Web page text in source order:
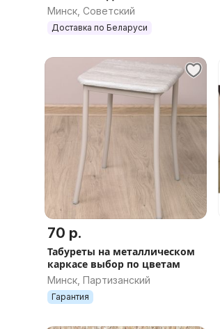
Минск, Советский
Доставка по Беларуси
70 р.
Табуреты на металлическом
каркасе выбор по цветам
Минск, Партизанский
Гарантия